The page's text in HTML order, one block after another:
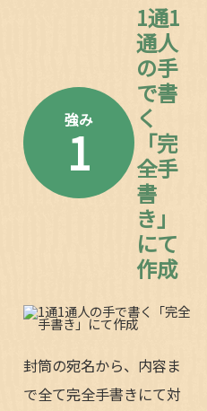
強み
1
1通1
通人
の手
で書
く
「完
全手
書
き」
にて
作成
封筒の宛名から、内容ま
で全て完全手書きにて対